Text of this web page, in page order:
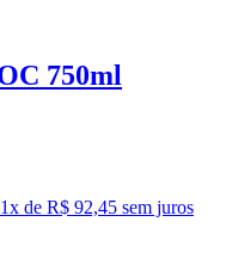
750ml
1x de R$ 92,45 sem juros